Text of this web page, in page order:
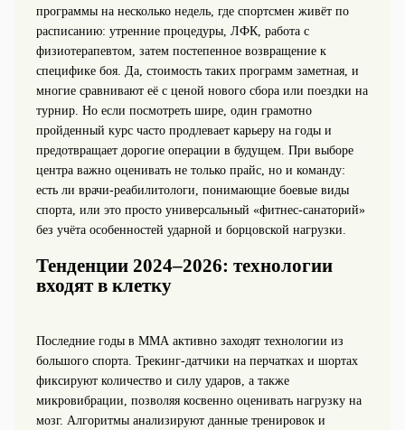
программы на несколько недель, где спортсмен живёт по
расписанию: утренние процедуры, ЛФК, работа с
физиотерапевтом, затем постепенное возвращение к
специфике боя. Да, стоимость таких программ заметная, и
многие сравнивают её с ценой нового сбора или поездки на
турнир. Но если посмотреть шире, один грамотно
пройденный курс часто продлевает карьеру на годы и
предотвращает дорогие операции в будущем. При выборе
центра важно оценивать не только прайс, но и команду:
есть ли врачи‑реабилитологи, понимающие боевые виды
спорта, или это просто универсальный «фитнес‑санаторий»
без учёта особенностей ударной и борцовской нагрузки.
Тенденции 2024–2026: технологии
входят в клетку
Последние годы в ММА активно заходят технологии из
большого спорта. Трекинг‑датчики на перчатках и шортах
фиксируют количество и силу ударов, а также
микровибрации, позволяя косвенно оценивать нагрузку на
мозг. Алгоритмы анализируют данные тренировок и